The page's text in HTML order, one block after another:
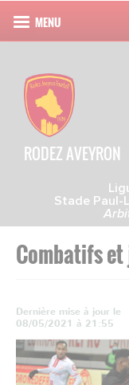
RODEZ AVEYRON
Stade Paul-
Combatifs
Dernière mise à jour le
08/05/2021 à 21:55